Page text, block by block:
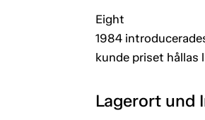
Eight
1984
kunde priset hållas
Lagerort und